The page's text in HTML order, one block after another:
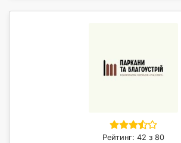
Рейтинг: 42 з 80